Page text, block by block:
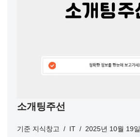
소개팅주선
기준 지식창고 IT 2025년 10월 19일